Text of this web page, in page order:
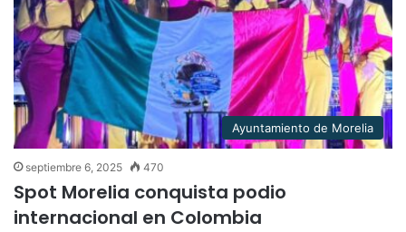
Ayuntamiento de Morelia
septiembre 6, 2025 470
Spot Morelia conquista podio
internacional en Colombia